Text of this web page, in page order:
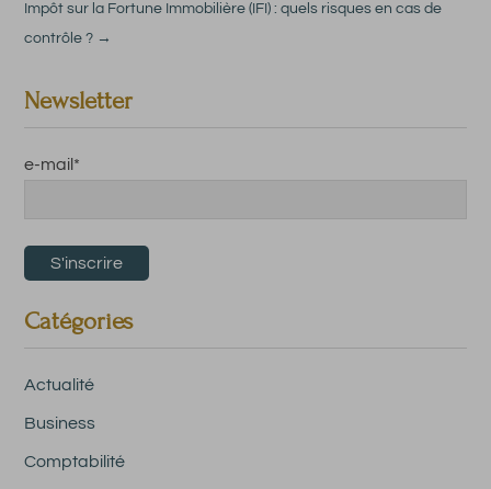
Impôt sur la Fortune Immobilière (IFI) : quels risques en cas de
contrôle ? →
Newsletter
e-mail *
Catégories
Actualité
Business
Comptabilité